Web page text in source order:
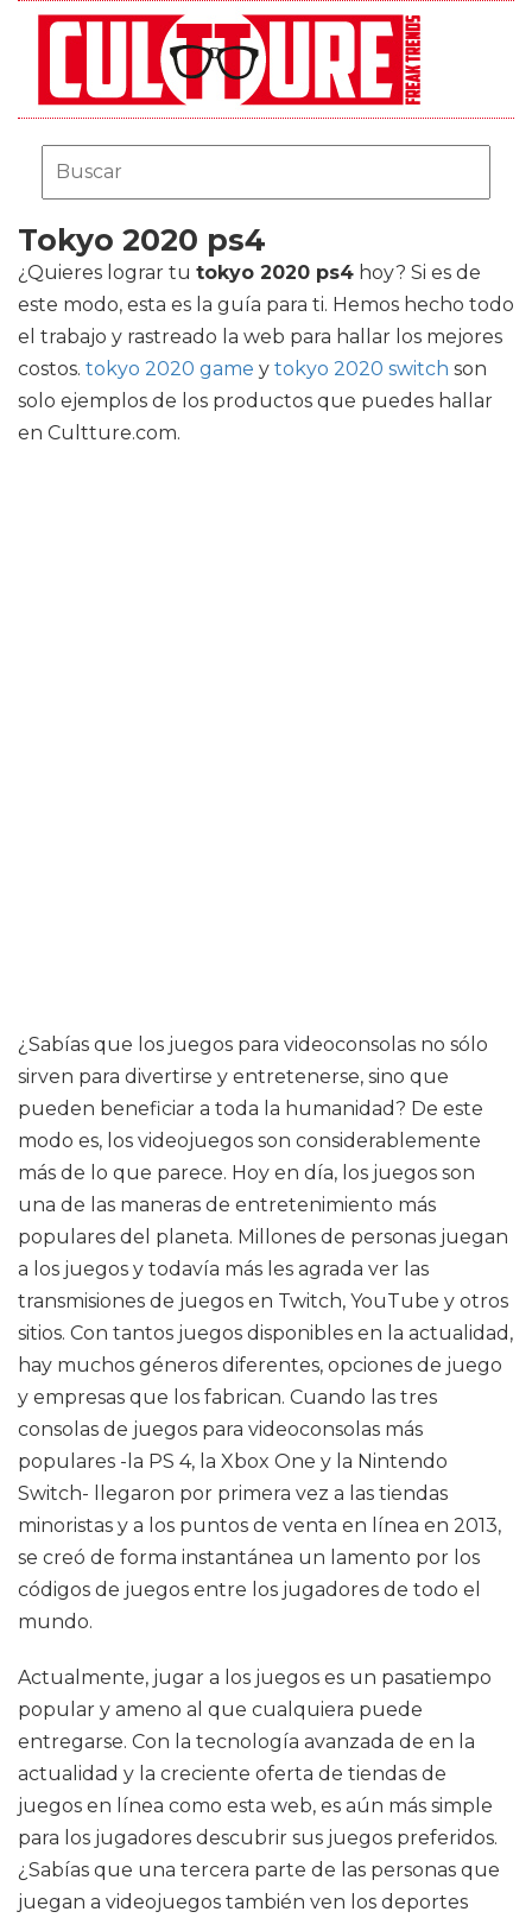
Tokyo 2020 ps4
¿Quieres lograr tu tokyo 2020 ps4 hoy? Si es de
este modo, esta es la guía para ti. Hemos hecho todo
el trabajo y rastreado la web para hallar los mejores
costos. tokyo 2020 game y tokyo 2020 switch son
solo ejemplos de los productos que puedes hallar
en Cultture.com.
¿Sabías que los juegos para videoconsolas no sólo
sirven para divertirse y entretenerse, sino que
pueden beneficiar a toda la humanidad? De este
modo es, los videojuegos son considerablemente
más de lo que parece. Hoy en día, los juegos son
una de las maneras de entretenimiento más
populares del planeta. Millones de personas juegan
a los juegos y todavía más les agrada ver las
transmisiones de juegos en Twitch, YouTube y otros
sitios. Con tantos juegos disponibles en la actualidad,
hay muchos géneros diferentes, opciones de juego
y empresas que los fabrican. Cuando las tres
consolas de juegos para videoconsolas más
populares -la PS 4, la Xbox One y la Nintendo
Switch- llegaron por primera vez a las tiendas
minoristas y a los puntos de venta en línea en 2013,
se creó de forma instantánea un lamento por los
códigos de juegos entre los jugadores de todo el
mundo.
Actualmente, jugar a los juegos es un pasatiempo
popular y ameno al que cualquiera puede
entregarse. Con la tecnología avanzada de en la
actualidad y la creciente oferta de tiendas de
juegos en línea como esta web, es aún más simple
para los jugadores descubrir sus juegos preferidos.
¿Sabías que una tercera parte de las personas que
juegan a videojuegos también ven los deportes